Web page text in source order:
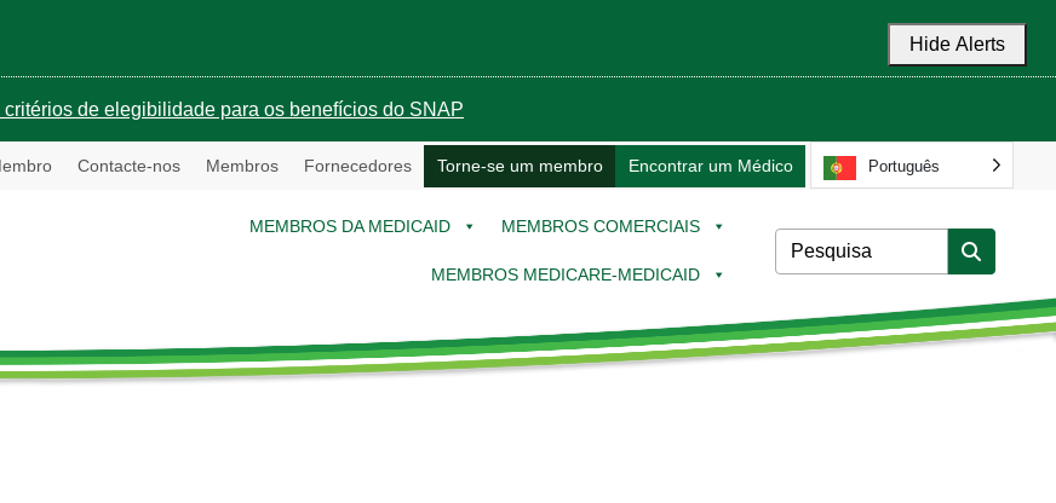
Hide Alerts
de elegibilidade para os benefícios do SNAP
Contacte-nos Membros Fornecedores Torne-se um membro Encontrar um Médico Português
MEMBROS DA MEDICAID MEMBROS COMERCIAIS
MEMBROS MEDICARE-MEDICAID